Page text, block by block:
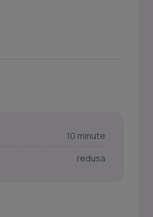
10 minute
redusa